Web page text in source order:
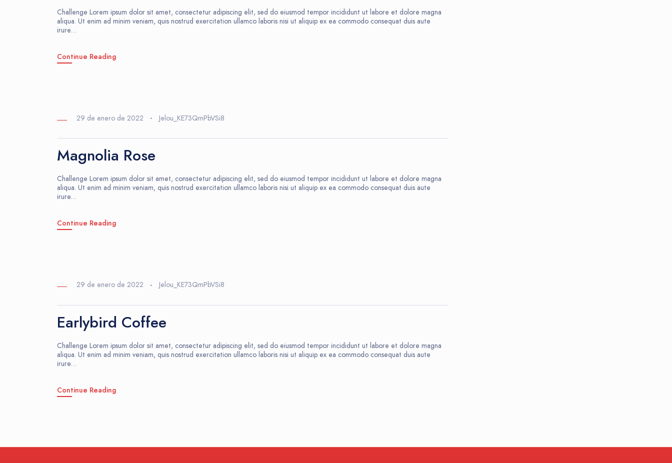
Challenge Lorem ipsum dolor sit amet, consectetur adipiscing elit, sed do eiusmod tempor incididunt ut labore et dolore magna
aliqua. Ut enim ad minim veniam, quis nostrud exercitation ullamco laboris nisi ut aliquip ex ea commodo consequat duis aute
irure…
Continue Reading
29 de enero de 2022 Jelou_KE73QmPbVSi8
Magnolia Rose
Challenge Lorem ipsum dolor sit amet, consectetur adipiscing elit, sed do eiusmod tempor incididunt ut labore et dolore magna
aliqua. Ut enim ad minim veniam, quis nostrud exercitation ullamco laboris nisi ut aliquip ex ea commodo consequat duis aute
irure…
Continue Reading
29 de enero de 2022 Jelou_KE73QmPbVSi8
Earlybird Coffee
Challenge Lorem ipsum dolor sit amet, consectetur adipiscing elit, sed do eiusmod tempor incididunt ut labore et dolore magna
aliqua. Ut enim ad minim veniam, quis nostrud exercitation ullamco laboris nisi ut aliquip ex ea commodo consequat duis aute
irure…
Continue Reading